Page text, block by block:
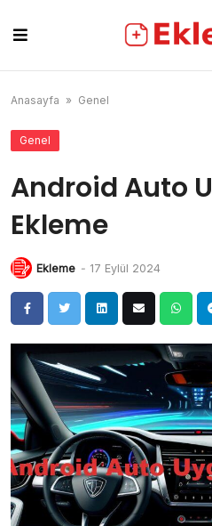
content
Anasayfa » Genel
Genel
Android Auto
Ekleme
Ekleme - 17 Eylül 2024